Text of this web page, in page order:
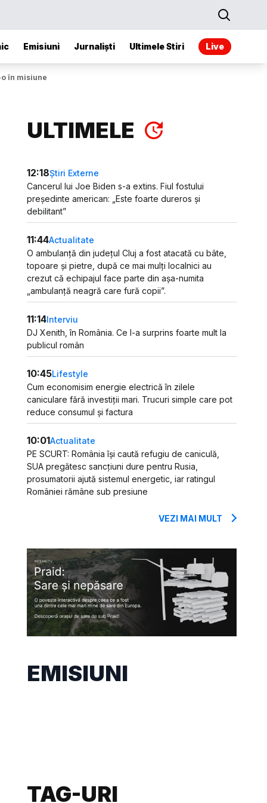
Emisiuni Jurnaliști Ultimele Stiri Live
în misiune
ULTIMELE
12:18Știri Externe
Cancerul lui Joe Biden s-a extins. Fiul fostului
președinte american: „Este foarte dureros și
debilitant”
11:44Actualitate
O ambulanță din județul Cluj a fost atacată cu bâte,
topoare și pietre, după ce mai mulți localnici au
crezut că echipajul face parte din așa-numita
„ambulanță neagră care fură copii”.
11:14Interviu
DJ Xenith, în România. Ce l-a surprins foarte mult la
publicul român
10:45Lifestyle
Cum economisim energie electrică în zilele
caniculare fără investiții mari. Trucuri simple care pot
reduce consumul și factura
10:01Actualitate
PE SCURT: România își caută refugiu de caniculă,
SUA pregătesc sancțiuni dure pentru Rusia,
prosumatorii ajută sistemul energetic, iar ratingul
României rămâne sub presiune
VEZI MAI MULT
EMISIUNI
TAG-URI